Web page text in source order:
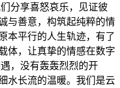
分享喜怒哀乐，见证彼
与善意，构筑起纯粹的情
本平行的人生轨迹，有了
体，让真挚的情感在数字
，没有轰轰烈烈的开
水长流的温暖。我们是云